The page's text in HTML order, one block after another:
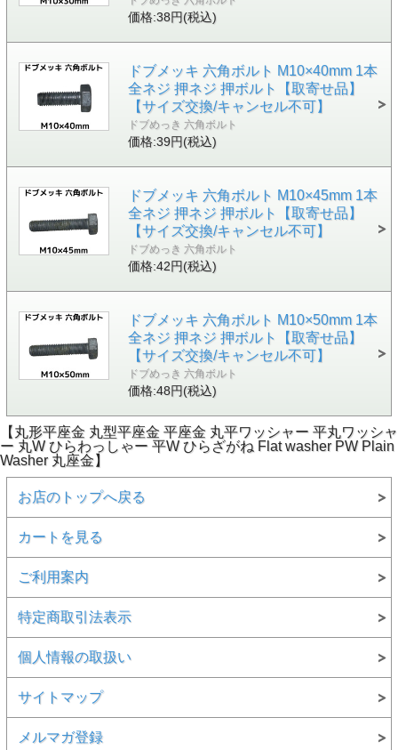
価格:38円(税込)
ドブメッキ 六角ボルト M10×40mm 1本
全ネジ 押ネジ 押ボルト【取寄せ品】
【サイズ交換/キャンセル不可】
ドブめっき 六角ボルト
価格:39円(税込)
ドブメッキ 六角ボルト M10×45mm 1本
全ネジ 押ネジ 押ボルト【取寄せ品】
【サイズ交換/キャンセル不可】
ドブめっき 六角ボルト
価格:42円(税込)
ドブメッキ 六角ボルト M10×50mm 1本
全ネジ 押ネジ 押ボルト【取寄せ品】
【サイズ交換/キャンセル不可】
ドブめっき 六角ボルト
価格:48円(税込)
【丸形平座金 丸型平座金 平座金 丸平ワッシャー 平丸ワッシャ
ー 丸W ひらわっしゃー 平W ひらざがね Flat washer PW Plain
Washer 丸座金】
お店のトップへ戻る
カートを見る
ご利用案内
特定商取引法表示
個人情報の取扱い
サイトマップ
メルマガ登録